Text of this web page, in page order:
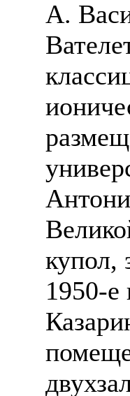
А.
купол,
1950-